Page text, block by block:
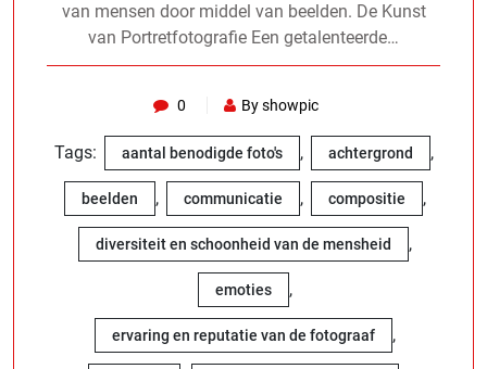
van mensen door middel van beelden. De Kunst
van Portretfotografie Een getalenteerde…
0 By showpic
Tags: aantal benodigde foto's , achtergrond ,
beelden , communicatie , compositie ,
diversiteit en schoonheid van de mensheid ,
emoties ,
ervaring en reputatie van de fotograaf ,